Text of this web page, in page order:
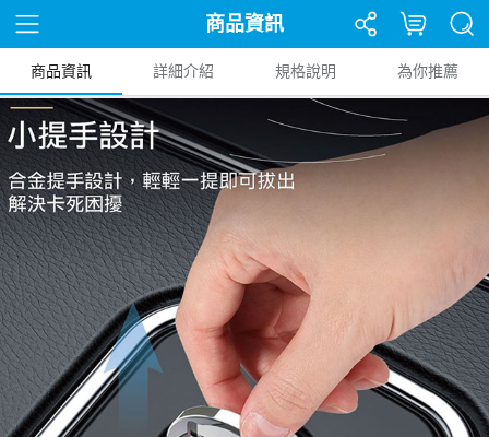
商品資訊
商品資訊 詳細介紹 規格說明 為你推薦